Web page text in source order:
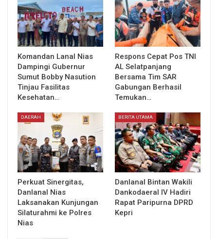
Komandan Lanal Nias
Dampingi Gubernur
Sumut Bobby Nasution
Tinjau Fasilitas
Kesehatan…
Respons Cepat Pos TNI
AL Selatpanjang
Bersama Tim SAR
Gabungan Berhasil
Temukan…
DAERAH
Perkuat Sinergitas,
Danlanal Nias
Laksanakan Kunjungan
Silaturahmi ke Polres
Nias
BERITA UTAMA
Danlanal Bintan Wakili
Dankodaeral IV Hadiri
Rapat Paripurna DPRD
Kepri